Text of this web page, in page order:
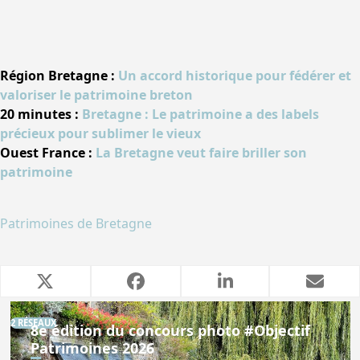
Région Bretagne : Un accord historique pour fédérer et
valoriser le patrimoine breton
20 minutes : Bretagne : Le patrimoine a des labels
précieux pour sublimer le vieux
Ouest France : La Bretagne veut faire briller son
patrimoine
Patrimoines de Bretagne
Articles similaires
2 RÉSEAUX
8e édition du concours photo #Objectif
Patrimoines 2026